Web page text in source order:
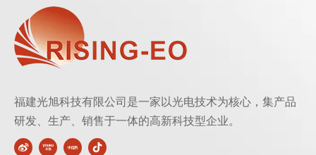
福建光旭科技有限公司是一家以光电技术为核心，集产品
研发、生产、销售于一体的高新科技型企业。